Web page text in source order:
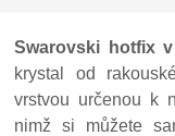
Swarovski hotfix
krystal od
vrstvou určenou k
nimž si můžete